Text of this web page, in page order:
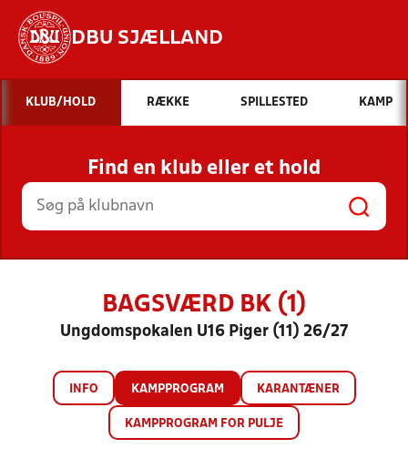
DBU SJÆLLAND
Hvad vil du søge efter?
INDHOLD OG NYHEDER
STILLINGER, RESULTATER, KLUBBER OG
HOLD
KLUB/HOLD RÆKKE SPILLESTED KAMP
Find en klub eller et hold
BAGSVÆRD BK (1)
Ungdomspokalen U16 Piger (11) 26/27
INFO KAMPPROGRAM KARANTÆNER
KAMPPROGRAM FOR PULJE